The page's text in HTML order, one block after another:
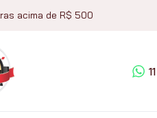
acima de R$ 500